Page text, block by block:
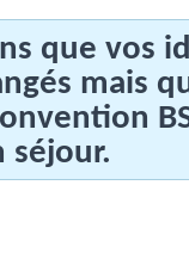
que vos
mais
séjour.